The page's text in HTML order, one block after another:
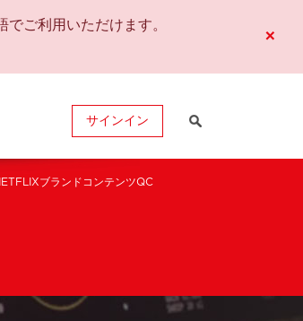
ご利用いただけます。
×
サインイン
ブランドコンテンツQC